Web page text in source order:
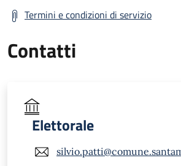
Termini e condizioni di servizio
Contatti
Elettorale